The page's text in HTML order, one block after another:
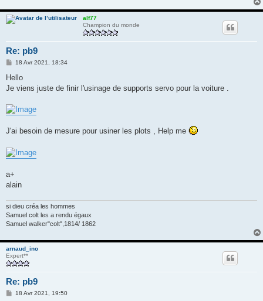
alf77
Champion du monde
Re: pb9
M
s
a
e
18 Avr 2021, 18:34
Hello
Je viens juste de finir l'usinage de supports servo pour la voiture .
J'ai besoin de mesure pour usiner les plots , Help me
a+
alain
si dieu créa les hommes
Samuel colt les a rendu égaux
Samuel walker"colt",1814/ 1862
arnaud_ino
Expert**
Re: pb9
M18 Avr 2021, 19:50